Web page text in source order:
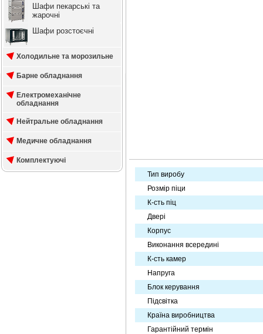
Шафи пекарські та
жарочні
Шафи розстоєчні
Холодильне та морозильне
Барне обладнання
Електромеханічне
обладнання
Нейтральне обладнання
Медичне обладнання
Комплектуючі
Тип виробу
Розмір піци
К-сть піц
Двері
Корпус
Виконання всередині
К-сть камер
Напруга
Блок керування
Підсвітка
Країна виробництва
Гарантійний термін